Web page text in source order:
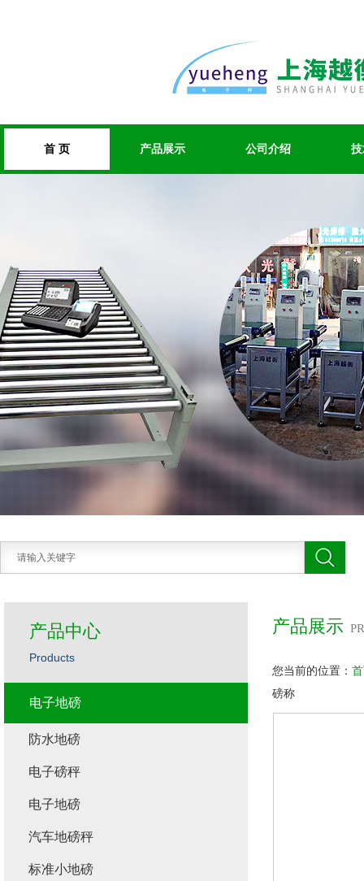
首 页 产品展示 公司介绍
产品展示
您当前的位置：
磅称
产品中心
Products
电子地磅
防水地磅
电子磅秤
电子地磅
汽车地磅秤
标准小地磅